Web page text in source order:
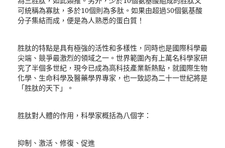
可統稱為寡肽，多於10個則為多肽。如果由超過50個氨基酸
分子集結而成，便是為人熟悉的蛋白質！
胜肽的特點是具有極強的活性和多樣性，同時也是國際科學最
尖端、競爭最激烈的領域之一。世界範圍內有上萬名科學家研
究了半個多世紀，現今已成為高科技產業新熱點，就國際生物
化學、生命科學及醫藥學界專家，也一致認為二十一世紀將是
「胜肽的天下」。
胜肽對人體的作用，科學家概括為八個字：
抑制、激活、修復、促進